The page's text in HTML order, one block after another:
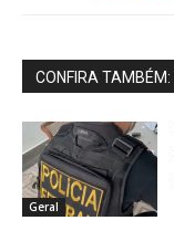
CONFIRA TAMBÉM:
Geral